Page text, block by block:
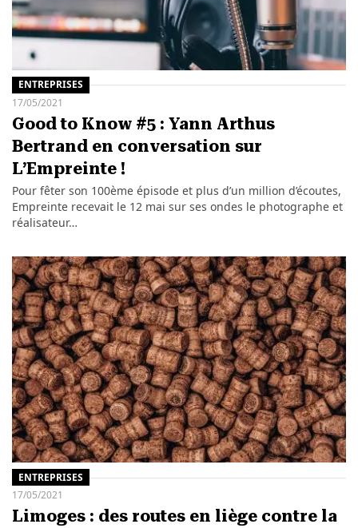
ENTREPRISES
17/05/2021
Good to Know #5 : Yann Arthus
Bertrand en conversation sur
L’Empreinte !
Pour fêter son 100ème épisode et plus d’un million d’écoutes,
Empreinte recevait le 12 mai sur ses ondes le photographe et
réalisateur…
ENTREPRISES
17/05/2021
Limoges : des routes en liège contre la